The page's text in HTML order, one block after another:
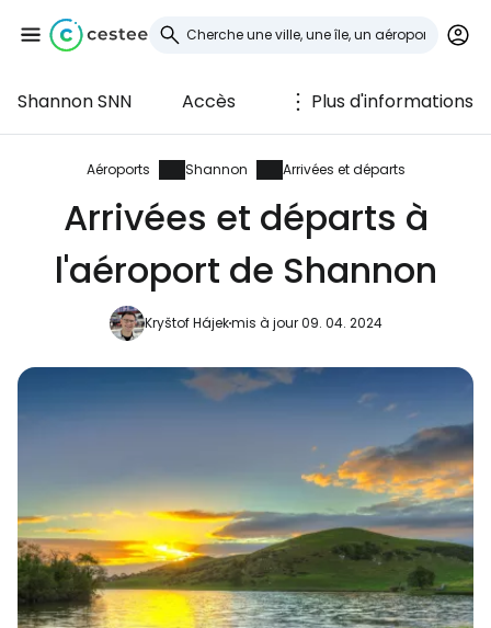
Shannon SNN Accès Plus d'informations
Aéroports Shannon Arrivées et départs
Arrivées et départs à
l'aéroport de Shannon
Kryštof Hájekmis à jour 09. 04. 2024
Se connecter à
Cestee
... la communauté mondiale des voyageurs
Continuer avec Facebook
Poursuivre avec le courrier
électronique